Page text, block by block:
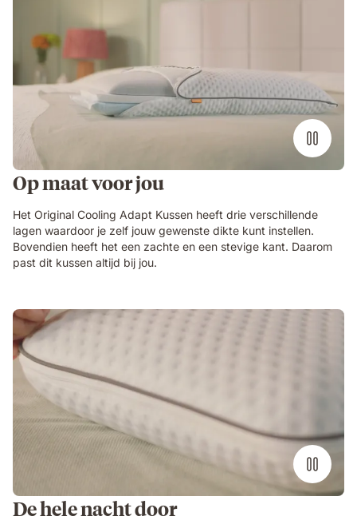
video
Op maat voor jou
Het Original Cooling Adapt Kussen heeft drie verschillende
lagen waardoor je zelf jouw gewenste dikte kunt instellen.
Bovendien heeft het een zachte en een stevige kant. Daarom
past dit kussen altijd bij jou.
Customizable_Cooling_Foam_Pillow
USP
3
video
De hele nacht door